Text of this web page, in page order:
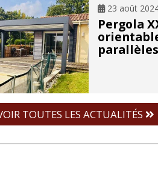
23 août
Pergola
TOUTES LES ACTUALITÉS